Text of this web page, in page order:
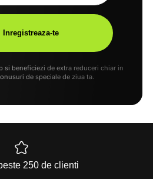
si beneficiezi de extra reduceri chiar in
de speciale de ziua ta.
250 de clienti